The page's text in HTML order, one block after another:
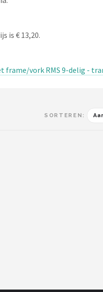
is € 13,20.
frame/vork RMS 9-delig -
SORTEREN: